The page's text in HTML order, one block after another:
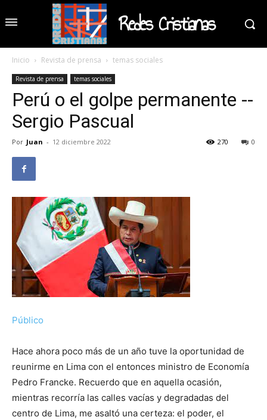
Redes Cristianas
Inicio Revista de prensa temas sociales
Revista de prensa temas sociales
Perú o el golpe permanente --
Sergio Pascual
Por Juan - 12 diciembre 2022 0
270
Público
Hace ahora poco más de un año tuve la oportunidad de
reunirme en Lima con el entonces ministro de Economía
Pedro Francke. Recuerdo que en aquella ocasión,
mientras recorría las calles vacías y degradadas del
centro de Lima, me asaltó una certeza: el poder, el